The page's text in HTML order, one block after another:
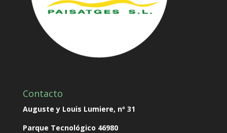
Contacto
Auguste y Louis Lumiere, nº 31
Parque Tecnológico 46980